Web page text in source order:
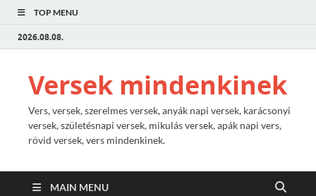
TOP MENU
2026.08.08.
Versek mindenkinek
Vers, versek, szerelmes versek, anyák napi versek, karácsonyi
versek, születésnapi versek, mikulás versek, apák napi vers,
rövid versek, vers mindenkinek.
MAIN MENU